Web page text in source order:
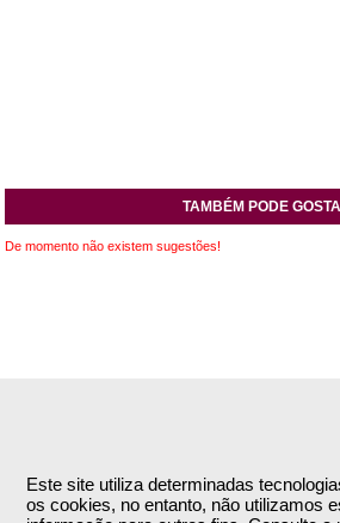
Este site utiliza determinadas
os cookies, no entanto, não utilizamos
TAMBÉM PODE
De momento não existem sugestões!
Empresa
Termos e Condições
Envio